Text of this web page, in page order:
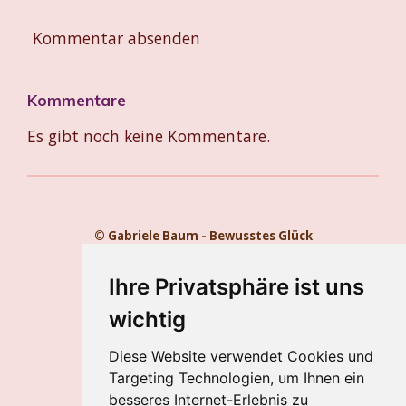
Ihre Privatsphäre ist uns
wichtig
Diese Website verwendet Cookies und
Targeting Technologien, um Ihnen ein
besseres Internet-Erlebnis zu
Kommentar absenden
Kommentare
Es gibt noch keine Kommentare.
© Gabriele Baum - Bewusstes Glück
Datenschutz
Gabriele Baum
Wilhelmstraße 34, 56112 Lahnstein
Handy: +49 157 8450 2773